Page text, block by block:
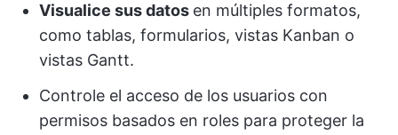
Visualice sus datos en múltiples formatos,
como tablas, formularios, vistas Kanban o
vistas Gantt.
Controle el acceso de los usuarios con
permisos basados en roles para proteger la